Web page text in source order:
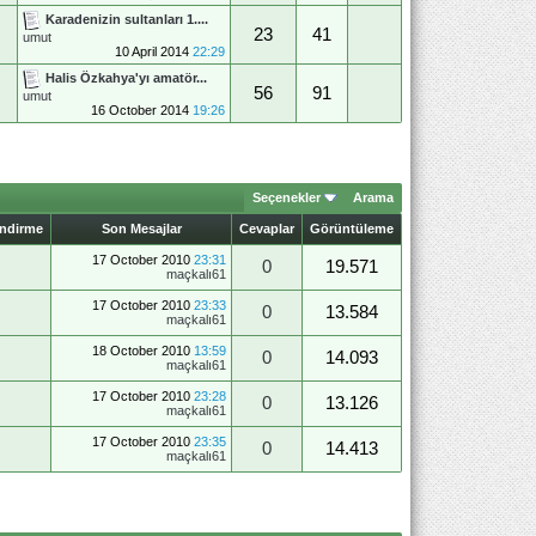
Karadenizin sultanları 1....
umut
10 April 2014 22:29
23 41
Halis Özkahya'yı amatör...
umut
16 October 2014 19:26
56 91
Seçenekler Arama
Son Mesajlar Cevaplar Görüntüleme
17 October 2010 23:31
maçkalı61
0
19.571
17 October 2010 23:33
maçkalı61
0
13.584
18 October 2010 13:59
maçkalı61
0
14.093
17 October 2010 23:28
maçkalı61
0
13.126
17 October 2010 23:35
maçkalı61
0 14.413